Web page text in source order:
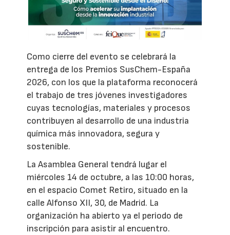
Como cierre del evento se celebrará la
entrega de los Premios SusChem-España
2026, con los que la plataforma reconocerá
el trabajo de tres jóvenes investigadores
cuyas tecnologías, materiales y procesos
contribuyen al desarrollo de una industria
química más innovadora, segura y
sostenible.
La Asamblea General tendrá lugar el
miércoles 14 de octubre, a las 10:00 horas,
en el espacio Comet Retiro, situado en la
calle Alfonso XII, 30, de Madrid. La
organización ha abierto ya el periodo de
inscripción para asistir al encuentro.